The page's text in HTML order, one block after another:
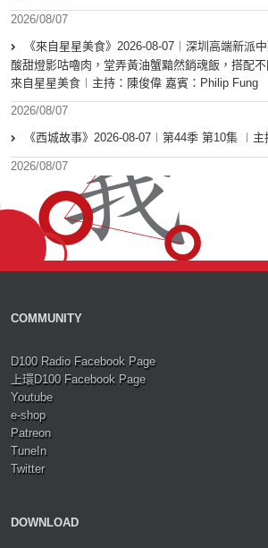
2026/08/07
《來自星星美食》2026-08-07︱深圳高端新派
酸甜燈影咕嚕肉，堂弄黃油蟹黯然銷魂飯，搭配不
來自星星美食︱主持：陳俊偉 嘉賓：Philip Fung
2026/08/07
《西城故事》2026-08-07︱第44季 第10集 ︱
2026/08/07
COMMUNITY
D100 Radio Facebook Page
上環D100 Facebook Page
Youtube
e-shop
Patreon
TuneIn
Twitter
DOWNLOAD